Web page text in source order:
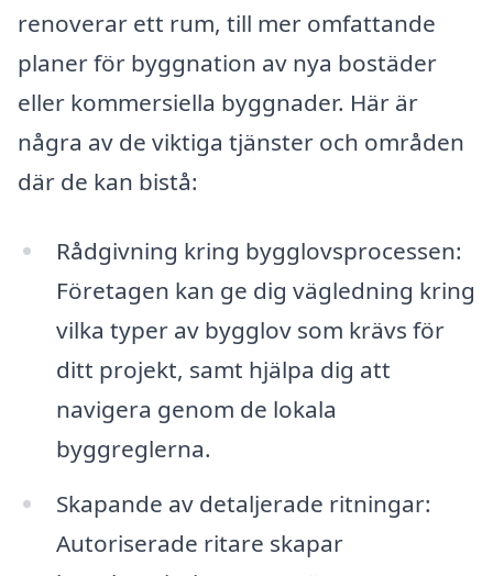
renoverar ett rum, till mer omfattande
planer för byggnation av nya bostäder
eller kommersiella byggnader. Här är
några av de viktiga tjänster och områden
där de kan bistå:
Rådgivning kring bygglovsprocessen:
Företagen kan ge dig vägledning kring
vilka typer av bygglov som krävs för
ditt projekt, samt hjälpa dig att
navigera genom de lokala
byggreglerna.
Skapande av detaljerade ritningar:
Autoriserade ritare skapar